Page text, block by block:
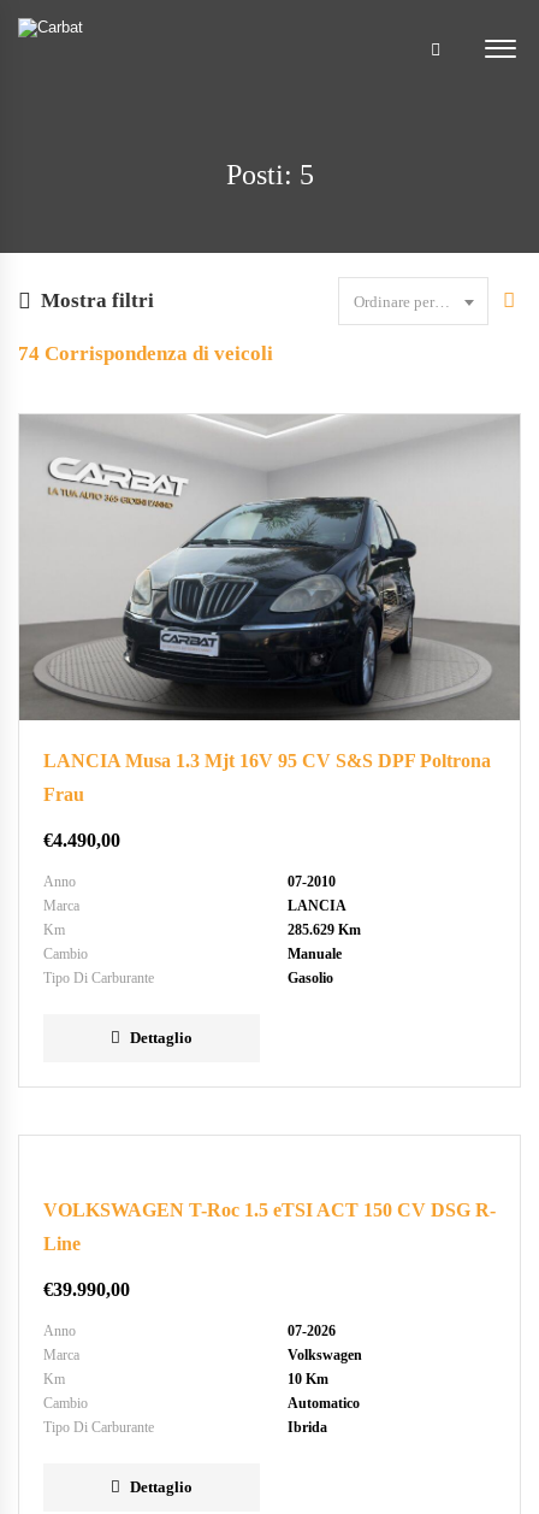
Posti: 5
Mostra filtri Ordinare per data
74 Corrispondenza di veicoli
LANCIA Musa 1.3 Mjt 16V 95 CV S&S DPF Poltrona
Frau
€4.490,00
Anno
07-2010
Marca
LANCIA
Km
285.629 Km
Cambio
Manuale
Tipo Di Carburante
Gasolio
Dettaglio
VOLKSWAGEN T-Roc 1.5 eTSI ACT 150 CV DSG R-
Line
€39.990,00
Anno
07-2026
Marca
Volkswagen
Km
10 Km
Cambio
Automatico
Tipo Di Carburante
Ibrida
Dettaglio